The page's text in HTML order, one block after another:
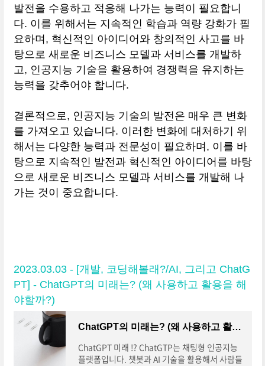
발전을 수용하고 적응해 나가는 능력이 필요합니
다. 이를 위해서는 지속적인 학습과 역량 강화가 필
요하며, 혁신적인 아이디어와 창의적인 사고를 바
탕으로 새로운 비즈니스 모델과 서비스를 개발하
고, 인공지능 기술을 활용하여 경쟁력을 유지하는
능력을 갖추어야 합니다.
결론적으로, 인공지능 기술의 발전은 매우 큰 변화
를 가져오고 있습니다. 이러한 변화에 대처하기 위
해서는 다양한 능력과 전문성이 필요하며, 이를 바
탕으로 지속적인 발전과 혁신적인 아이디어를 바탕
으로 새로운 비즈니스 모델과 서비스를 개발해 나
가는 것이 중요합니다.
2023.03.03 - [개발, 코딩해볼래?/AI, 그리고 ChatG
PT] - ChatGPT의 미래는? (왜 사용하고 활용을 해
야할까?)
ChatGPT의 미래는? (왜 사용하고 활용을 해야할까?)
ChatGPT 미래 !? ChatGTP는 채팅형 인공지능
플랫폼입니다. 챗봇과 AI 기술을 활용해서 사람들